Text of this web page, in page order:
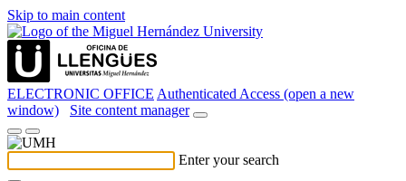
Skip to main content
ELECTRONIC OFFICE Authenticated Access (open a new
window)
Site content manager
Enter your search